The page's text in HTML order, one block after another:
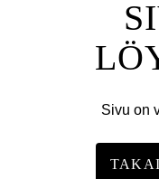
Sivu on